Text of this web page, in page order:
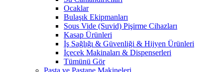
Ocaklar
Bulaşık Ekipmanları
Sous Vide (Suvid) Pişirme Cihazları
Kasap Ürünleri
İş Sağlığı & Güvenliği & Hijyen Ürünleri
İçecek Makinaları & Dispenserleri
Tümünü Gör
Pasta ve Pastane Makineleri